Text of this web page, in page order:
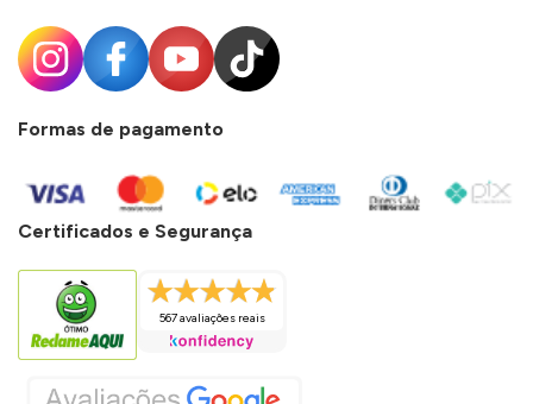
Formas de pagamento
Certificados e Segurança
567 avaliações reais